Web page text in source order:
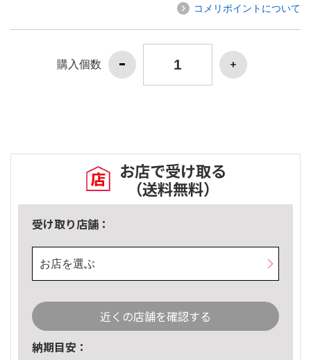
コメリポイントについて
購入個数
お店で受け取る
（送料無料）
受け取り店舗：
お店を選ぶ
近くの店舗を確認する
納期目安：